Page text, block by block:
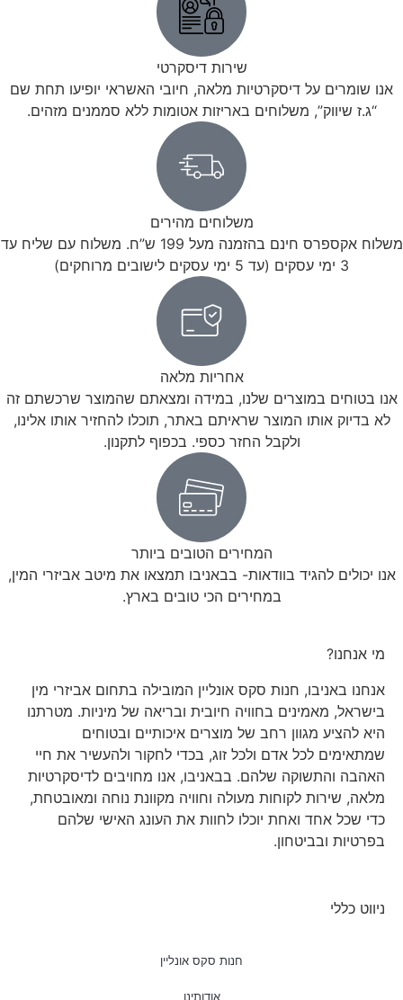
שירות דיסקרטי
אנו שומרים על דיסקרטיות מלאה, חיובי האשראי יופיעו תחת שם
“ג.ז שיווק”, משלוחים באריזות אטומות ללא סממנים מזהים.
משלוחים מהירים
משלוח אקספרס חינם בהזמנה מעל 199 ש”ח. משלוח עם שליח עד
3 ימי עסקים (עד 5 ימי עסקים לישובים מרוחקים)
אחריות מלאה
אנו בטוחים במוצרים שלנו, במידה ומצאתם שהמוצר שרכשתם זה
לא בדיוק אותו המוצר שראיתם באתר, תוכלו להחזיר אותו אלינו,
ולקבל החזר כספי. בכפוף לתקנון.
המחירים הטובים ביותר
אנו יכולים להגיד בוודאות- בבאניבו תמצאו את מיטב אביזרי המין,
במחירים הכי טובים בארץ.
מי אנחנו?
אנחנו באניבו, חנות סקס אונליין המובילה בתחום אביזרי מין
בישראל, מאמינים בחוויה חיובית ובריאה של מיניות. מטרתנו
היא להציע מגוון רחב של מוצרים איכותיים ובטוחים
שמתאימים לכל אדם ולכל זוג, בכדי לחקור ולהעשיר את חיי
האהבה והתשוקה שלהם. בבאניבו, אנו מחויבים לדיסקרטיות
מלאה, שירות לקוחות מעולה וחוויה מקוונת נוחה ומאובטחת,
כדי שכל אחד ואחת יוכלו לחוות את העונג האישי שלהם
בפרטיות ובביטחון.
ניווט כללי
חנות סקס אונליין
אודותינו